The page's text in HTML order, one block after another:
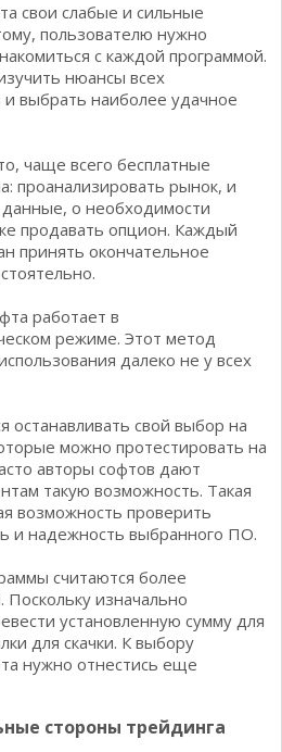
свои слабые и сильные
пользователю нужно
с каждой программой.
нюансы всех
выбрать наиболее удачное
чаще всего бесплатные
проанализировать рынок, и
о необходимости
продавать опцион. Каждый
принять окончательное
работает в
режиме. Этот метод
далеко не у всех
останавливать свой выбор на
можно протестировать на
авторы софтов дают
такую возможность. Такая
возможность проверить
и надежность выбранного ПО.
считаются более
Поскольку изначально
установленную сумму для
для скачки. К выбору
нужно отнестись еще
стороны трейдинга